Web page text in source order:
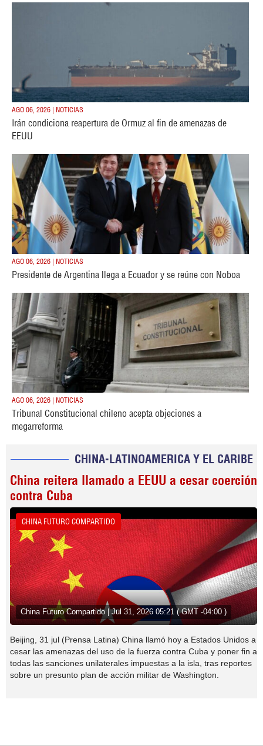
AGO 06, 2026 | NOTICIAS
Irán condiciona reapertura de Ormuz al fin de amenazas de
EEUU
AGO 06, 2026 | NOTICIAS
Presidente de Argentina llega a Ecuador y se reúne con Noboa
AGO 06, 2026 | NOTICIAS
Tribunal Constitucional chileno acepta objeciones a
megarreforma
CHINA-LATINOAMERICA Y EL CARIBE
China reitera llamado a EEUU a cesar coerción
contra Cuba
CHINA FUTURO COMPARTIDO
China Futuro Compartido | Jul 31, 2026 05:21 ( GMT -04:00 )
Beijing, 31 jul (Prensa Latina) China llamó hoy a Estados Unidos a
cesar las amenazas del uso de la fuerza contra Cuba y poner fin a
todas las sanciones unilaterales impuestas a la isla, tras reportes
sobre un presunto plan de acción militar de Washington.